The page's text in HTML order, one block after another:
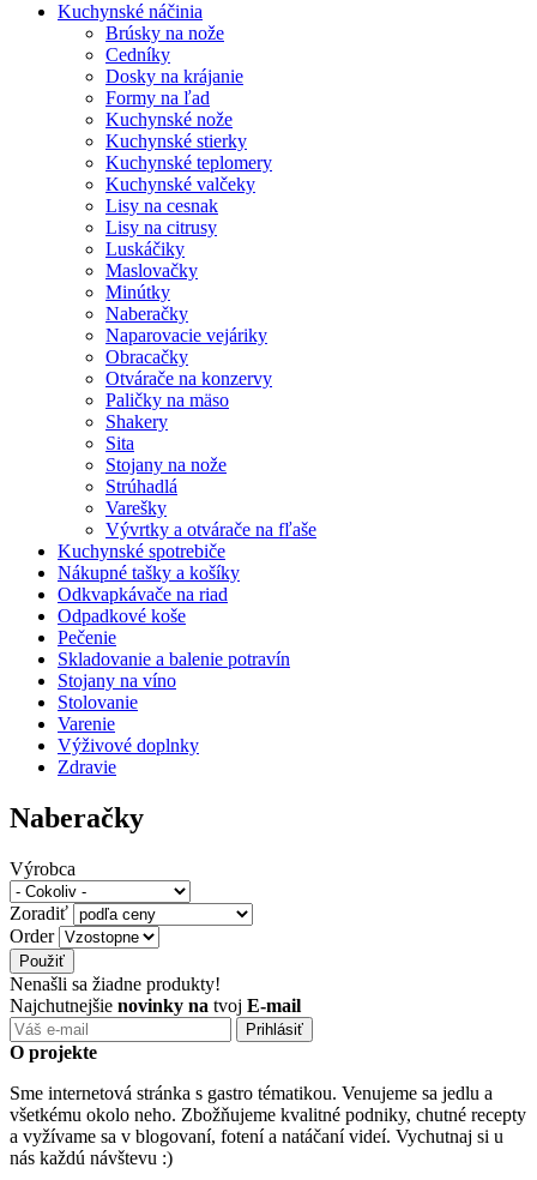
Kuchynské náčinia
Brúsky na nože
Cedníky
Dosky na krájanie
Formy na ľad
Kuchynské nože
Kuchynské stierky
Kuchynské teplomery
Kuchynské valčeky
Lisy na cesnak
Lisy na citrusy
Luskáčiky
Maslovačky
Minútky
Naberačky
Naparovacie vejáriky
Obracačky
Otvárače na konzervy
Paličky na mäso
Shakery
Sita
Stojany na nože
Strúhadlá
Varešky
Vývrtky a otvárače na fľaše
Kuchynské spotrebiče
Nákupné tašky a košíky
Odkvapkávače na riad
Odpadkové koše
Pečenie
Skladovanie a balenie potravín
Stojany na víno
Stolovanie
Varenie
Výživové doplnky
Zdravie
Naberačky
Výrobca
Zoradiť
Order
Nenašli sa žiadne produkty!
Najchutnejšie novinky na tvoj E-mail
O projekte
Sme internetová stránka s gastro tématikou. Venujeme sa jedlu a
všetkému okolo neho. Zbožňujeme kvalitné podniky, chutné recepty
a vyžívame sa v blogovaní, fotení a natáčaní videí. Vychutnaj si u
nás každú návštevu :)